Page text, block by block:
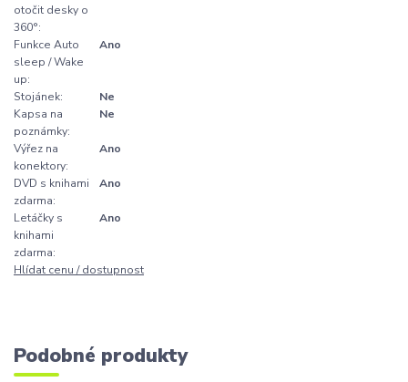
otočit desky o
360°:
Funkce Auto
sleep / Wake
up:
Ano
Stojánek:
Ne
Kapsa na
poznámky:
Ne
Výřez na
konektory:
Ano
DVD s knihami
zdarma:
Ano
Letáčky s
knihami
zdarma:
Ano
Hlídat cenu / dostupnost
Podobné produkty